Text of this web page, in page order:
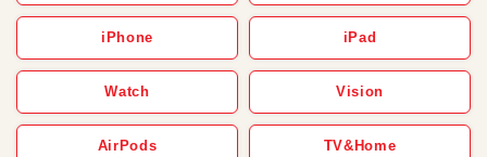
iPhone iPad
Watch Vision
AirPods TV&Home